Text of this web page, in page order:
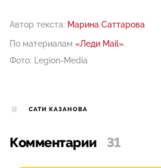
Автор текста: Марина Саттарова
По материалам «Леди Mail».
Фото: Legion-Media
САТИ КАЗАНОВА
Комментарии 31